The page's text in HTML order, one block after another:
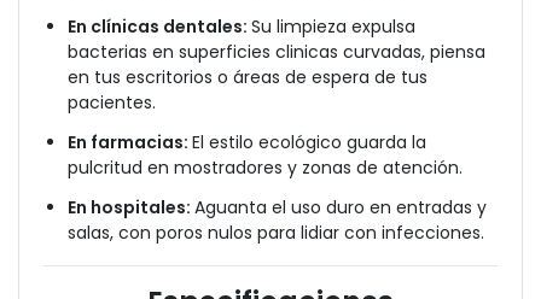
En clínicas dentales: Su limpieza expulsa
bacterias en superficies clinicas curvadas, piensa
en tus escritorios o áreas de espera de tus
pacientes.
En farmacias: El estilo ecológico guarda la
pulcritud en mostradores y zonas de atención.
En hospitales: Aguanta el uso duro en entradas y
salas, con poros nulos para lidiar con infecciones.